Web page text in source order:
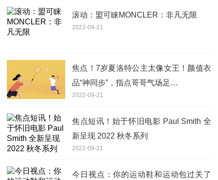
滚动：盟可睐MONCLER：非凡无限
2022-09-21
焦点！7岁夏洛特公主太像女王！颜值衣
品“神同步”，指点哥哥气场足…
2022-09-21
焦点短讯！始于怀旧电影 Paul Smith 全
新呈现 2022 秋冬系列
2022-09-21
今日视点：你的运动鞋和运动包过关了